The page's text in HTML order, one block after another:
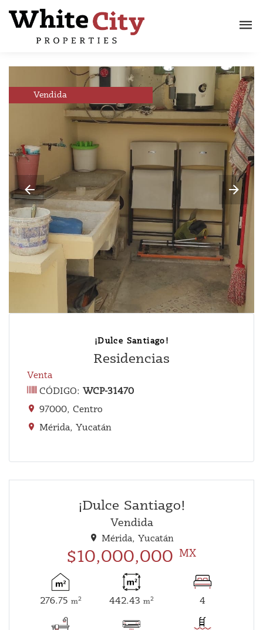
Vendida
¡Dulce Santiago!
Residencias
Venta
CÓDIGO: WCP-31470
97000, Centro
Mérida, Yucatán
¡Dulce Santiago!
Vendida
Mérida, Yucatán
$10,000,000 MX
276.75 m2 442.43 m2 4